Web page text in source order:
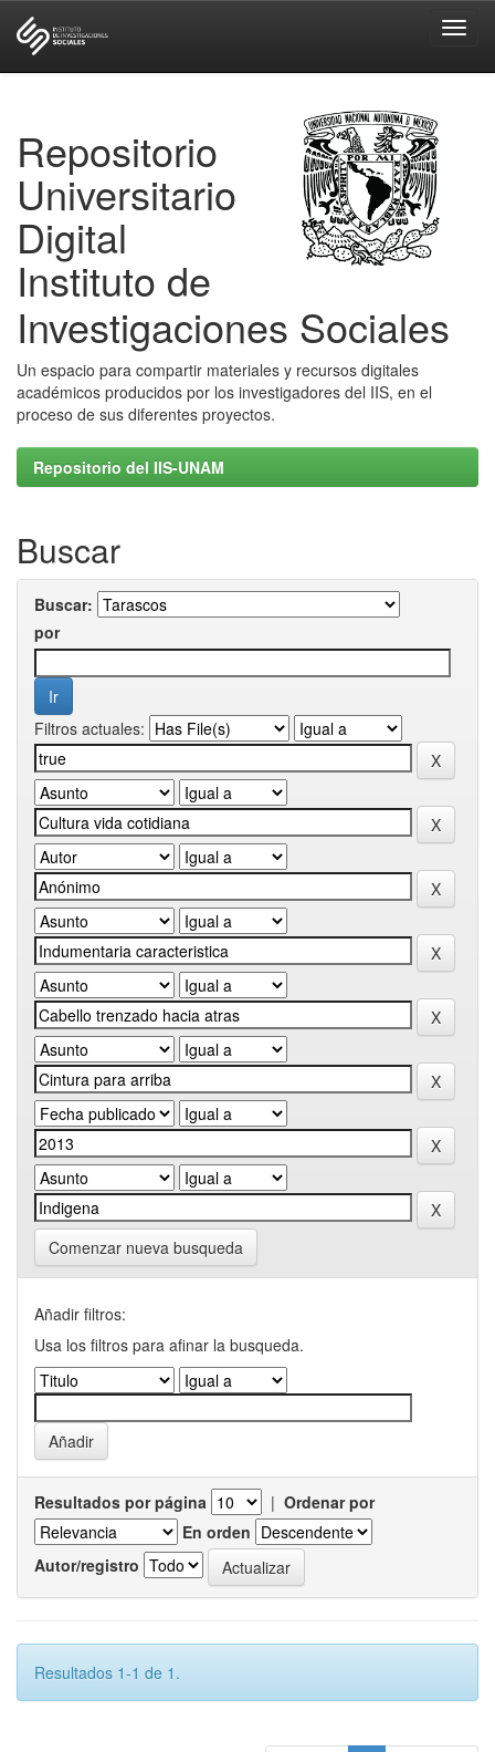
Repositorio
Universitario
Digital
Instituto de
Investigaciones Sociales
Un espacio para compartir materiales y recursos digitales
académicos producidos por los investigadores del IIS, en el
proceso de sus diferentes proyectos.
Repositorio del IIS-UNAM
Buscar
Buscar:
por
Filtros actuales:
Comenzar nueva busqueda
Añadir filtros:
Usa los filtros para afinar la busqueda.
Resultados por página | Ordenar por
En orden
Autor/registro
Resultados 1-1 de 1.